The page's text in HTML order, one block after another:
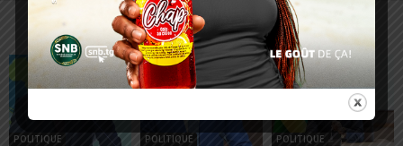
ARTICLES CONNEXES PLUS DE L'AUTEUR
POLITIQUE
POLITIQUE
POLITIQUE